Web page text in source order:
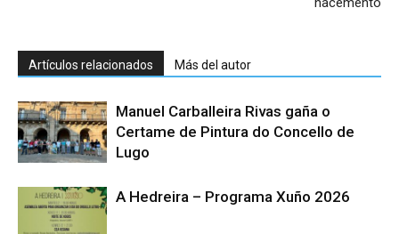
Artículos relacionados Más del autor
Manuel Carballeira Rivas gaña o
Certame de Pintura do Concello de
Lugo
A Hedreira – Programa Xuño 2026